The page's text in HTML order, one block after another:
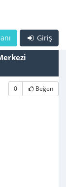
Giriş
0 Beğen